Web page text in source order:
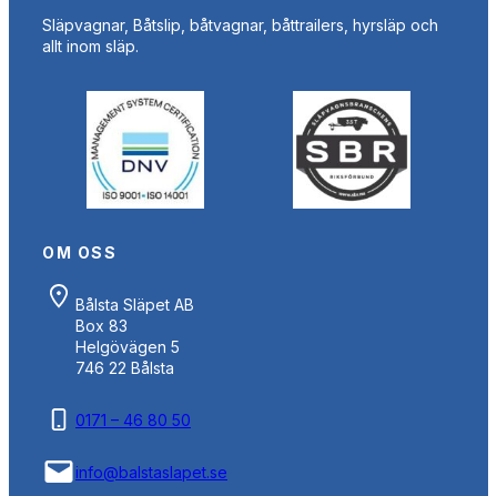
Släpvagnar, Båtslip, båtvagnar, båttrailers, hyrsläp och
allt inom släp.
OM OSS
Bålsta Släpet AB
Box 83
Helgövägen 5
746 22 Bålsta
0171 – 46 80 50
info@balstaslapet.se